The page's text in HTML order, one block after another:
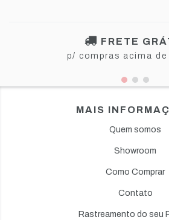
FRETE
p/ compras acima
MAIS
Quem somos
Showroom
Como Comprar
Contato
Rastreamento do seu